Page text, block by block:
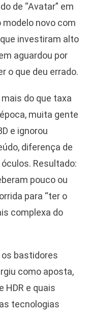
de “Avatar” em
modelo novo com
investiram alto
aguardou por
o que deu errado.
do que taxa
muita gente
e ignorou
diferença de
Resultado:
pouco ou
para “ter o
complexa do
bastidores
como aposta,
HDR e quais
tecnologias